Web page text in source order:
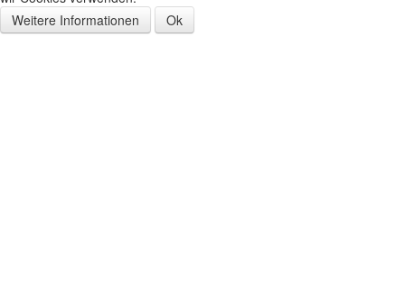
Weitere Informationen
Ok